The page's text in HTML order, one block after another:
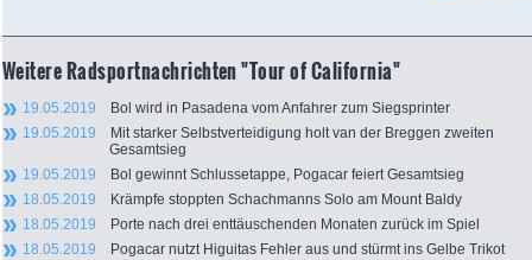
Weitere Radsportnachrichten "Tour of California"
19.05.2019 Bol wird in Pasadena vom Anfahrer zum Siegsprinter
19.05.2019 Mit starker Selbstverteidigung holt van der Breggen zweiten
Gesamtsieg
19.05.2019 Bol gewinnt Schlussetappe, Pogacar feiert Gesamtsieg
18.05.2019 Krämpfe stoppten Schachmanns Solo am Mount Baldy
18.05.2019 Porte nach drei enttäuschenden Monaten zurück im Spiel
18.05.2019 Pogacar nutzt Higuitas Fehler aus und stürmt ins Gelbe Trikot